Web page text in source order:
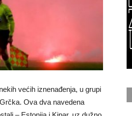
većih iznenađenja, u grupi
Ova dva navedena